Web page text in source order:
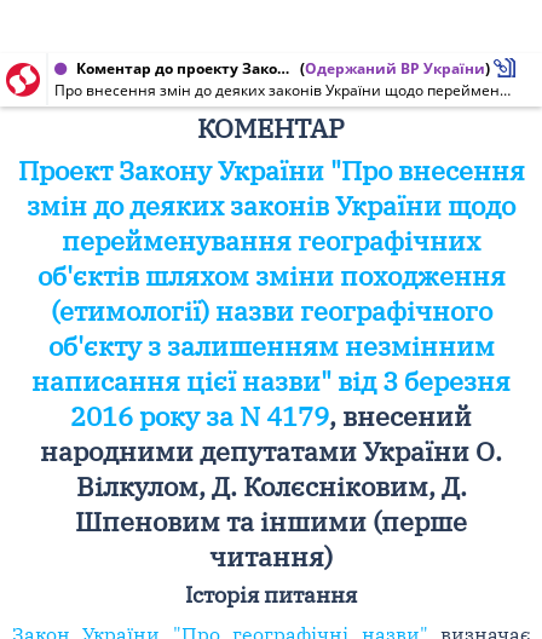
Коментар до проекту Закону України від 03.03.2016 № 4179 (Одержаний ВР України)
Про внесення змін до деяких законів України щодо перейменування географічних об'єктів шляхом зміни походження (етимології) назви географічного об'єкта з залишенням незмінним написання цієї назви